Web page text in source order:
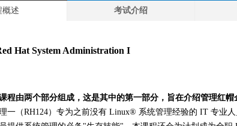
概述 考试介绍
Hat System Administration I
程由两个部分组成，这是其中的第一部分，旨在介绍管理红
一（RH124）专为之前没有 Linux® 系统管理经验的 IT 专业